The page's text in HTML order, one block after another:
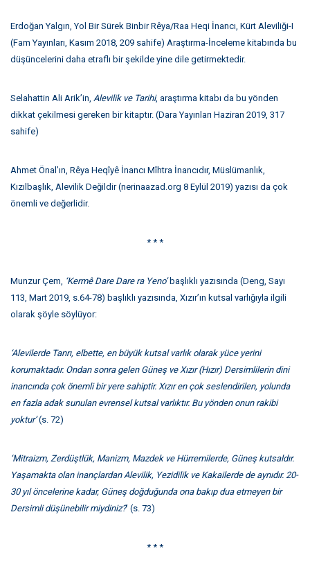
Erdoğan Yalgın, Yol Bir Sürek Binbir Rêya/Raa Heqi İnancı, Kürt Aleviliği-I
(Fam Yayınları, Kasım 2018, 209 sahife) Araştırma-İnceleme kitabında bu
düşüncelerini daha etraflı bir şekilde yine dile getirmektedir.
Selahattin Ali Arik’in, Alevilik ve Tarihi, araştırma kitabı da bu yönden
dikkat çekilmesi gereken bir kitaptır. (Dara Yayınları Haziran 2019, 317
sahife)
Ahmet Önal’ın, Rêya Heqîyê İnancı Mîhtra İnancıdır, Müslümanlık,
Kızılbaşlık, Alevilik Değildir (nerinaazad.org 8 Eylül 2019) yazısı da çok
önemli ve değerlidir.
* * *
Munzur Çem, ‘Kermê Dare Dare ra Yeno’başlıklı yazısında (Deng, Sayı
113, Mart 2019, s.64-78) başlıklı yazısında, Xızır’ın kutsal varlığıyla ilgili
olarak şöyle söylüyor:
‘Alevilerde Tanrı, elbette, en büyük kutsal varlık olarak yüce yerini
korumaktadır. Ondan sonra gelen Güneş ve Xızır (Hızır) Dersimlilerin dini
inancında çok önemli bir yere sahiptir. Xızır en çok seslendirilen, yolunda
en fazla adak sunulan evrensel kutsal varlıktır. Bu yönden onun rakibi
yoktur’(s. 72)
‘Mitraizm, Zerdüştlük, Manizm, Mazdek ve Hürremilerde, Güneş kutsaldır.
Yaşamakta olan inançlardan Alevilik, Yezidilik ve Kakailerde de aynıdır. 20-
30 yıl öncelerine kadar, Güneş doğduğunda ona bakıp dua etmeyen bir
Dersimli düşünebilir miydiniz?’ (s. 73)
* * *